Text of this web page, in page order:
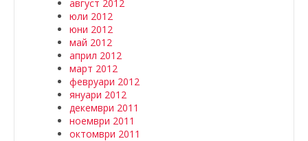
август 2012
юли 2012
юни 2012
май 2012
април 2012
март 2012
февруари 2012
януари 2012
декември 2011
ноември 2011
октомври 2011